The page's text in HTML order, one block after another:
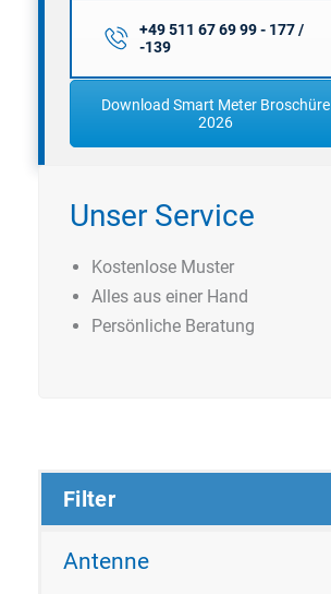
+49 511 67 69 99 - 177 /
-139
Download Smart Meter Broschüre
2026
Unser Service
Kostenlose Muster
Alles aus einer Hand
Persönliche Beratung
Filter
Antenne